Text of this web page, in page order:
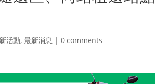
活動,最新消息 |0 comments